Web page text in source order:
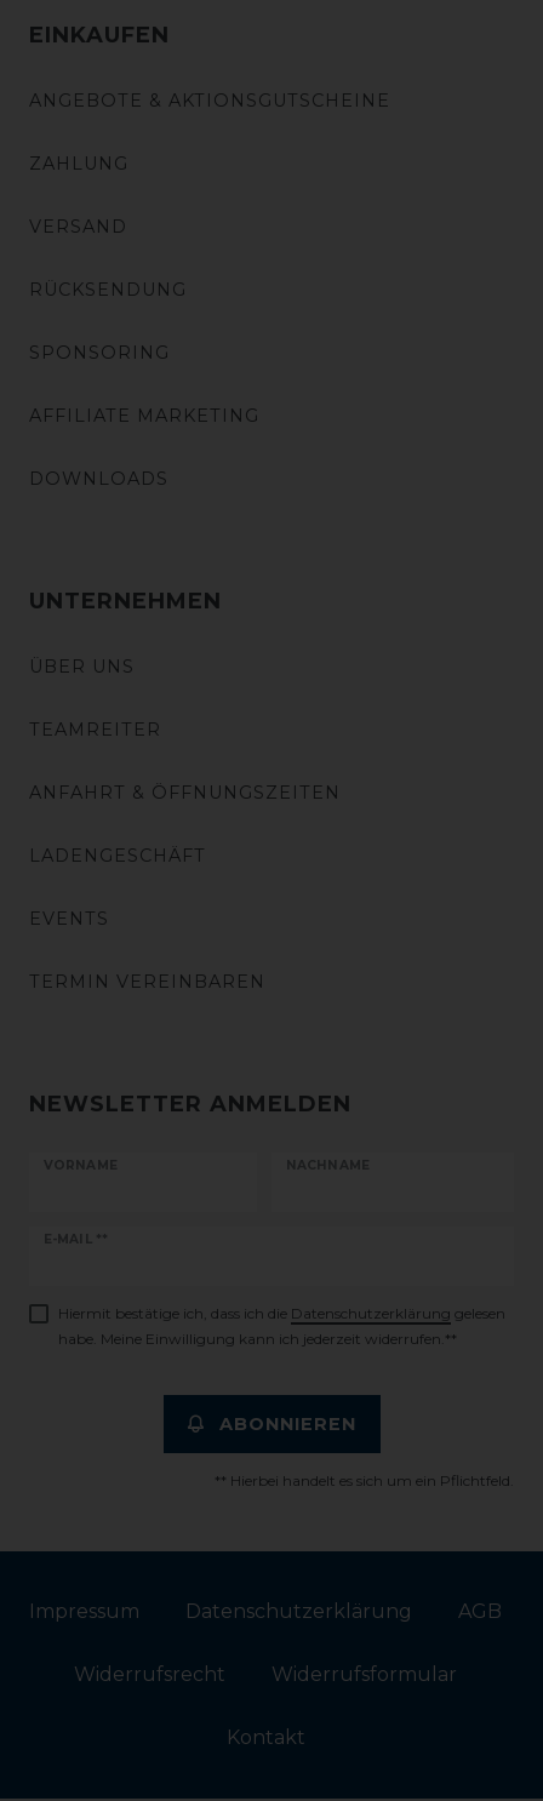
EINKAUFEN
ANGEBOTE & AKTIONSGUTSCHEINE
ZAHLUNG
VERSAND
RÜCKSENDUNG
SPONSORING
AFFILIATE MARKETING
DOWNLOADS
UNTERNEHMEN
ÜBER UNS
TEAMREITER
ANFAHRT & ÖFFNUNGSZEITEN
LADENGESCHÄFT
EVENTS
TERMIN VEREINBAREN
NEWSLETTER ANMELDEN
VORNAME NACHNAME
E-MAIL **
Newsletter
Hiermit bestätige ich, dass ich die Daten­schutz­erklärung gelesen
habe. Meine Einwilligung kann ich jederzeit widerrufen.**
ABONNIEREN
** Hierbei handelt es sich um ein Pflichtfeld.
Impressum Daten­schutz­erklärung AGB
Widerrufs­recht Widerrufs­formular
Kontakt